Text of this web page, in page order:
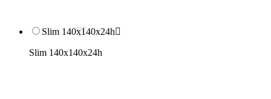
Slim 140x140x24h
Slim 140x140x24h